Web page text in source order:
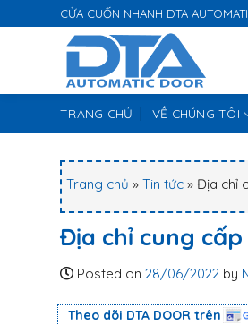
k
t
c
CỬA CUỐN NHANH DTA
TRANG CHỦ VỀ CHÚNG TÔI
Trang chủ » Tin tức » Địa chỉ
Địa chỉ cung
Posted on 28/06/2022 by
Theo dõi DTA DOOR trên